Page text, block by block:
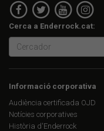
Cerca a Enderrock.cat:
Informació corporativa
Audiència certificada OJD
Notícies corporatives
Història d'Enderrock